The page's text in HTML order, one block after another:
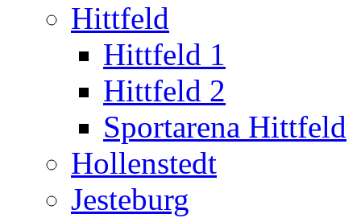
Hittfeld
Hittfeld 1
Hittfeld 2
Sportarena Hittfeld
Hollenstedt
Jesteburg